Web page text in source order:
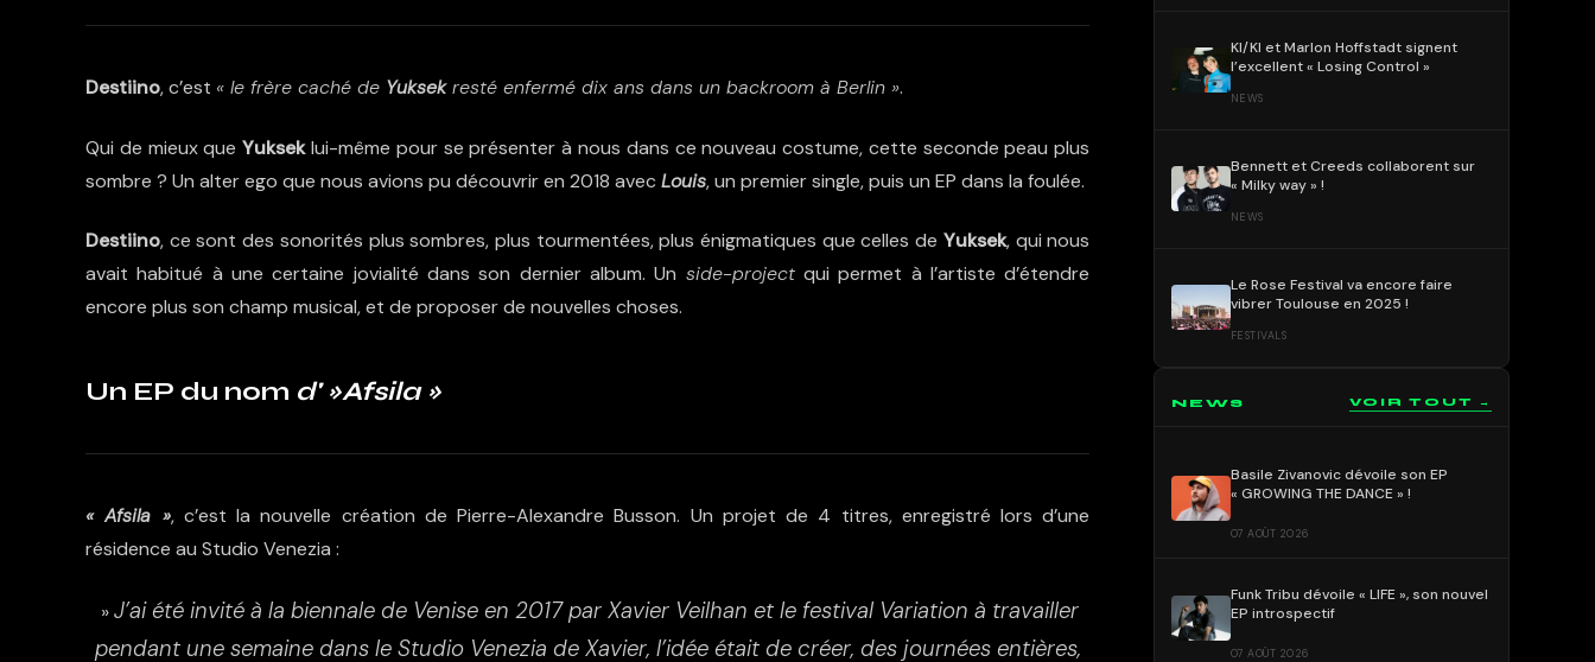
Destiino, c’est « le frère caché de Yuksekresté enfermé dix ans dans un backroom à Berlin ».
Qui de mieux queYukseklui-même pour se présenter à nous dans ce nouveau costume, cette seconde peau plus
sombre ? Un alter ego que nous avions pu découvrir en 2018 avec Louis, un premier single, puis un EP dans la foulée.
Destiino, ce sont des sonorités plus sombres, plus tourmentées, plus énigmatiques que celles de Yuksek, qui nous
avait habitué à une certaine jovialité dansson dernier album. Un side-projectqui permet à l’artiste d’étendre
encore plus son champ musical, et de proposer de nouvelles choses.
Un EP du nom d' »Afsila »
« Afsila », c’est la nouvelle création de Pierre-Alexandre Busson. Un projet de 4 titres, enregistré lors d’une
résidence au Studio Venezia :
»J’ai été invité à la biennale de Venise en 2017 par Xavier Veilhan et le festival Variation à travailler
pendant une semaine dans le Studio Venezia de Xavier, l’idée était de créer, des journées entières,
KI/KI et Marlon Hoffstadt signent
l’excellent « Losing Control »
NEWS
Bennett et Creeds collaborent sur
« Milky way » !
NEWS
Le Rose Festival va encore faire
vibrer Toulouse en 2025 !
FESTIVALS
NEWS VOIR TOUT →
Basile Zivanovic dévoile son EP
« GROWING THE DANCE » !
07 AOÛT 2026
Funk Tribu dévoile « LIFE », son nouvel
EP introspectif
07 AOÛT 2026